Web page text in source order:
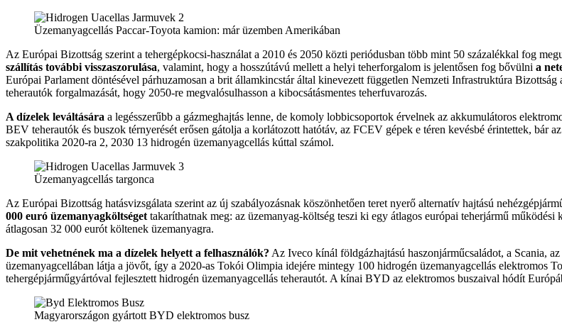
Üzemanyagcellás Paccar-Toyota kamion: már üzemben Amerikában
Az Európai Bizottság szerint a tehergépkocsi-használat a 2010 és 2050 közti periódusban több mint 50 százalékkal fog
szállítás további visszaszorulása, valamint, hogy a hosszútávú mellett a helyi teherforgalom is jelentősen fog bővülni a
Európai Parlament döntésével párhuzamosan a brit államkincstár által kinevezett független Nemzeti Infrastruktúra
teherautók forgalmazását, hogy 2050-re megvalósulhasson a kibocsátásmentes teherfuvarozás.
A dízelek leváltására a legésszerűbb a gázmeghajtás lenne, de komoly lobbicsoportok érvelnek az akkumulátoros
BEV teherautók és buszok térnyerését erősen gátolja a korlátozott hatótáv, az FCEV gépek e téren kevésbé érintettek, bár
szakpolitika 2020-ra 2, 2030 13 hidrogén üzemanyagcellás kúttal számol.
Üzemanyagcellás targonca
Az Európai Bizottság hatásvizsgálata szerint az új szabályozásnak köszönhetően teret nyerő alternatív hajtású
000 euró üzemanyagköltséget takaríthatnak meg: az üzemanyag-költség teszi ki egy átlagos európai teherjármű
átlagosan 32 000 eurót költenek üzemanyagra.
De mit vehetnének ma a dízelek helyett a felhasználók? Az Iveco kínál földgázhajtású haszonjárműcsaládot, a Scania,
üzemanyagcellában látja a jövőt, így a 2020-as Tokói Olimpia idejére mintegy 100 hidrogén üzemanyagcellás elektromos
tehergépjárműgyártóval fejlesztett hidrogén üzemanyagcellás teherautót. A kínai BYD az elektromos buszaival hódít
Magyarországon gyártott BYD elektromos busz